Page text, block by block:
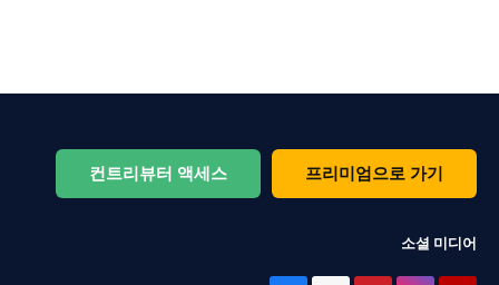
컨트리뷰터 액세스 프리미엄으로 가기
소셜 미디어